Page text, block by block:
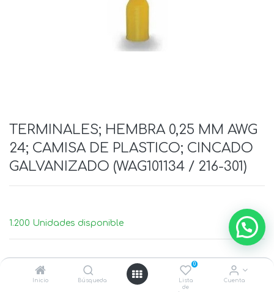
Inicio Búsqueda
0
Lista
de
Cuenta
TERMINALES; HEMBRA 0,25 MM AWG
24; CAMISA DE PLASTICO; CINCADO
GALVANIZADO (WAG101134 / 216-301)
1.200 Unidades disponible